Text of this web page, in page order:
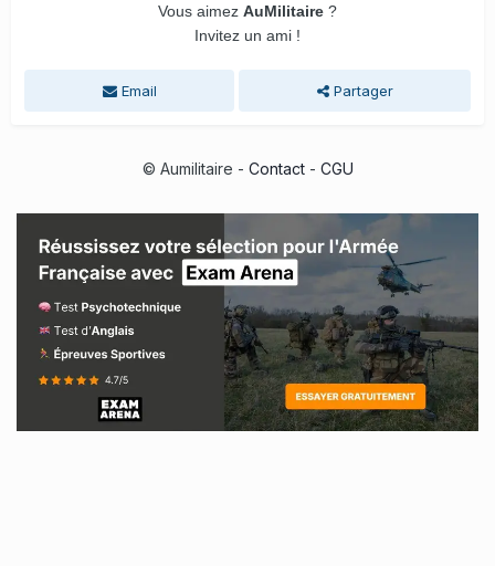
Vous aimez AuMilitaire ?
Invitez un ami !
Email Partager
© Aumilitaire - Contact- CGU